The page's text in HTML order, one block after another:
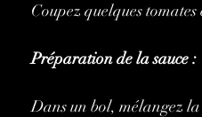
Coupez quelques tomates
Préparation de la sauce :
Dans un bol, mélangez